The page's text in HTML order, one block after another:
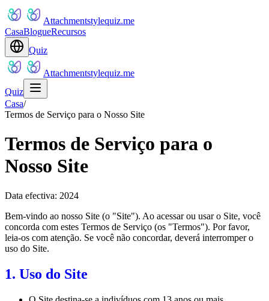
Attachmentstylequiz.me
CasaBlogueRecursos
Quiz
Attachmentstylequiz.me
Quiz
Casa/
Termos de Serviço para o Nosso Site
Termos de Serviço para o
Nosso Site
Data efectiva: 2024
Bem-vindo ao nosso Site (o "Site"). Ao acessar ou usar o Site, você
concorda com estes Termos de Serviço (os "Termos"). Por favor,
leia-os com atenção. Se você não concordar, deverá interromper o
uso do Site.
1. Uso do Site